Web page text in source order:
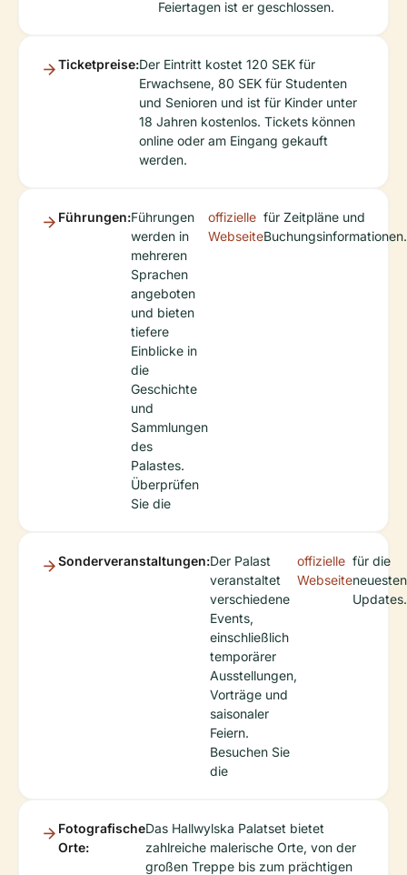
Feiertagen ist er geschlossen.
Ticketpreise:Der Eintritt kostet 120 SEK für
Erwachsene, 80 SEK für Studenten
und Senioren und ist für Kinder unter
18 Jahren kostenlos. Tickets können
online oder am Eingang gekauft
werden.
Führungen:Führungen
werden in
mehreren
Sprachen
angeboten
und bieten
tiefere
Einblicke in
die
Geschichte
und
Sammlungen
des
Palastes.
Überprüfen
Sie die
offizielle
Webseite
für Zeitpläne und
Buchungsinformationen.
Sonderveranstaltungen:Der Palast
veranstaltet
verschiedene
Events,
einschließlich
temporärer
Ausstellungen,
Vorträge und
saisonaler
Feiern.
Besuchen Sie
die
offizielle
Webseite
für die
neuesten
Updates.
Fotografische
Orte:
Das Hallwylska Palatset bietet
zahlreiche malerische Orte, von der
großen Treppe bis zum prächtigen